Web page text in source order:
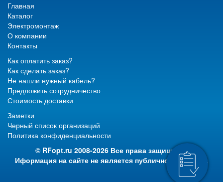
Главная
Каталог
Электромонтаж
О компании
Контакты
Как оплатить заказ?
Как сделать заказ?
Не нашли нужный кабель?
Предложить сотрудничество
Стоимость доставки
Заметки
Черный список организаций
Политика конфиденциальности
© RFopt.ru 2008-2026 Все права защищены.
Иформация на сайте не является публичной офертой.